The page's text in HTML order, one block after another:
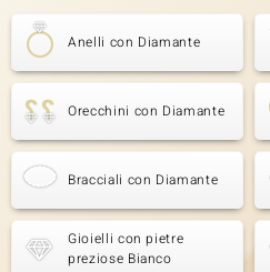
Anelli con Diamante
Orecchini con Diamante
Bracciali con Diamante
Gioielli con pietre
preziose Bianco